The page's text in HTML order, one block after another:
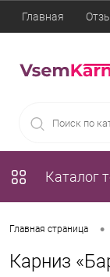
Главная
Каталог
Главная страница •
Карниз